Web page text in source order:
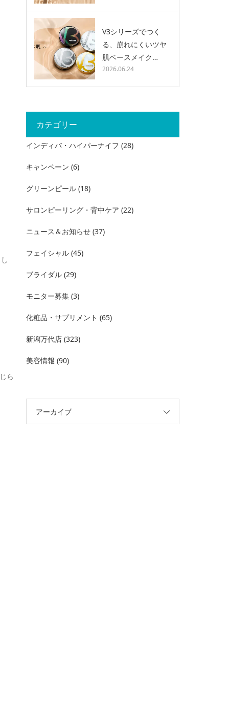
ら
V3シリーズでつく
る、崩れにくいツヤ
肌ベースメイク…
2026.06.24
カテゴリー
インディバ・ハイパーナイフ (28)
キャンペーン (6)
グリーンピール (18)
サロンピーリング・背中ケア (22)
ニュース＆お知らせ (37)
フェイシャル (45)
ブライダル (29)
モニター募集 (3)
化粧品・サプリメント (65)
新潟万代店 (323)
美容情報 (90)
アーカイブ